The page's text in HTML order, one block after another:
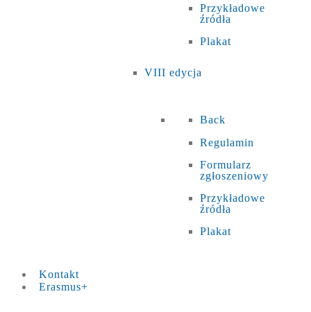
Przykładowe
źródła
Plakat
VIII edycja
Back
Regulamin
Formularz
zgłoszeniowy
Przykładowe
źródła
Plakat
Kontakt
Erasmus+